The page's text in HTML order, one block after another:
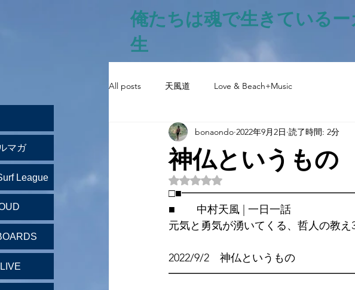
俺たちは魂で生きている
生
All posts 天風道 Love & Beach+Music
神仏というもの
bonaondo 2022年9月2日 読了時間: 2分
5つ星のうちNaNと評価されています。
■　　中村天風 | 一日一話
元気と勇気が湧いてくる、哲人の教え
2022/9/2　神仏というもの
マガ
League